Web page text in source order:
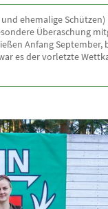
ehemalige
Überaschung
Anfang September,
es der vorletzte